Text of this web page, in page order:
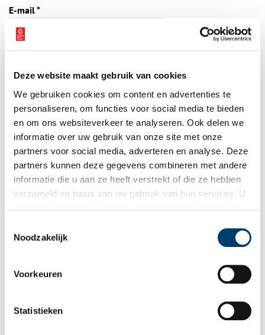
Deze website maakt gebruik van cookies
We gebruiken cookies om content en advertenties te
personaliseren, om functies voor social media te bieden
en om ons websiteverkeer te analyseren. Ook delen we
informatie over uw gebruik van onze site met onze
partners voor social media, adverteren en analyse. Deze
partners kunnen deze gegevens combineren met andere
informatie die u aan ze heeft verstrekt of die ze hebben
verzameld op basis van uw gebruik van hun services. U
Noodzakelijk
Voorkeuren
Statistieken
E-mail*
Bekijk meer video's